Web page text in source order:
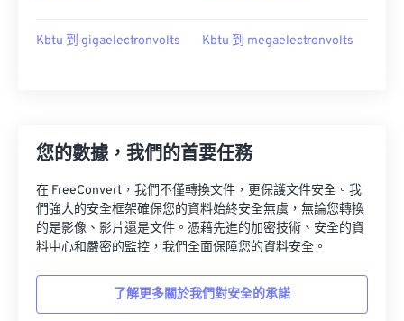
Kbtu 到 gigaelectronvolts Kbtu 到 megaelectronvolts
您的數據，我們的首要任務
在 FreeConvert，我們不僅轉換文件，更保護文件安全。我
們強大的安全框架確保您的資料始終安全無虞，無論您轉換
的是影像、影片還是文件。憑藉先進的加密技術、安全的資
料中心和嚴密的監控，我們全面保障您的資料安全。
了解更多關於我們對安全的承諾